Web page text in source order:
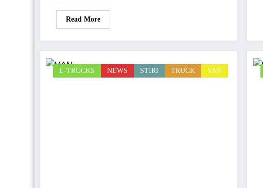
Read More
E-TRUCKS NEWS STIRI TRUCK VAN